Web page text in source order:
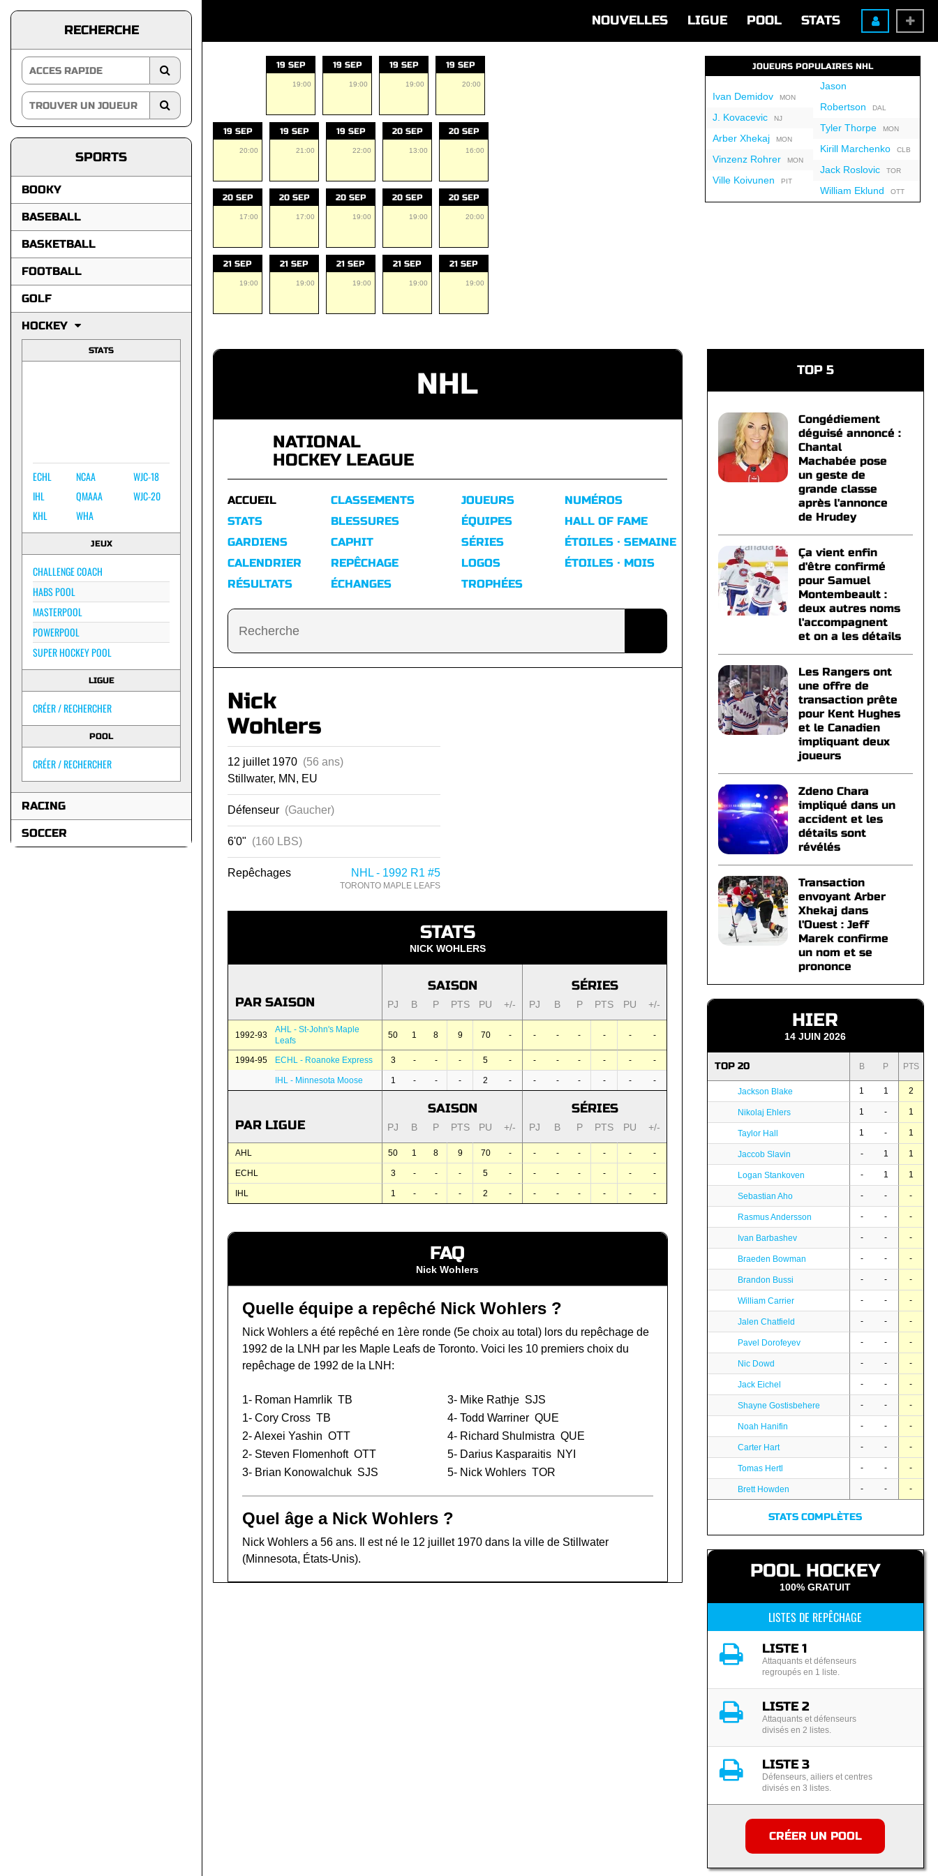
NOUVELLES LIGUE POOL STATS
RECHERCHE
SPORTS
BOOKY
BASEBALL
BASKETBALL
FOOTBALL
GOLF
HOCKEY
STATS
ECHL
IHL
KHL
NCAA
QMAAA
WHA
WJC-18
WJC-20
JEUX
CHALLENGE COACH
HABS POOL
MASTERPOOL
POWERPOOL
SUPER HOCKEY POOL
LIGUE
CRÉER / RECHERCHER
POOL
CRÉER / RECHERCHER
RACING
SOCCER
19 SEP
19:00
19 SEP
19:00
19 SEP
19:00
19 SEP
20:00
19 SEP
20:00
19 SEP
21:00
19 SEP
22:00
20 SEP
13:00
20 SEP
16:00
20 SEP
17:00
20 SEP
17:00
20 SEP
19:00
20 SEP
19:00
20 SEP
20:00
21 SEP
19:00
21 SEP
19:00
21 SEP
19:00
21 SEP
19:00
21 SEP
19:00
JOUEURS POPULAIRES NHL
Ivan DemidovMON
J. KovacevicNJ
Arber XhekajMON
Vinzenz RohrerMON
Ville Koivunen PIT
Jason
Robertson DAL
Tyler ThorpeMON
Kirill MarchenkoCLB
Jack RoslovicTOR
William Eklund OTT
NHL
NATIONAL
HOCKEY LEAGUE
ACCUEIL
STATS
GARDIENS
CALENDRIER
RÉSULTATS
CLASSEMENTS
BLESSURES
CAPHIT
REPÊCHAGE
ÉCHANGES
JOUEURS
ÉQUIPES
SÉRIES
LOGOS
TROPHÉES
NUMÉROS
HALL OF FAME
ÉTOILES · SEMAINE
ÉTOILES · MOIS
Nick
Wohlers
12 juillet 1970 (56 ans)
Stillwater, MN, EU
Défenseur (Gaucher)
6'0" (160 LBS)
Repêchages NHL - 1992 R1 #5
TORONTO MAPLE LEAFS
STATS
NICK WOHLERS
PAR SAISON
SAISON SÉRIES
PJ B P PTS PU +/- PJ B P PTS PU +/-
1992-93
AHL - St-John's Maple
Leafs
50 1 8 9 70 - - - - - - -
1994-95 ECHL - Roanoke Express 3 - - - 5 - - - - - - -
IHL - Minnesota Moose 1 - - - 2 - - - - - - -
PAR LIGUE
SAISON SÉRIES
PJ B P PTS PU +/- PJ B P PTS PU +/-
AHL 50 1 8 9 70 - - - - - - -
ECHL 3 - - - 5 - - - - - - -
IHL 1 - - - 2 - - - - - - -
FAQ
Nick Wohlers
Quelle équipe a repêché Nick Wohlers ?
Nick Wohlers a été repêché en 1ère ronde (5e choix au total) lors du repêchage de
1992 de la LNH par les Maple Leafs de Toronto. Voici les 10 premiers choix du
repêchage de 1992 de la LNH:
1- Roman Hamrlik TB
1- Cory Cross TB
2-Alexei Yashin OTT
2- Steven Flomenhoft OTT
3- Brian Konowalchuk SJS
3- Mike Rathje SJS
4-Todd Warriner QUE
4- Richard Shulmistra QUE
5- Darius Kasparaitis NYI
5- Nick WohlersTOR
Quel âge a Nick Wohlers ?
Nick Wohlers a 56 ans. Il est né le 12 juillet 1970 dans la ville de Stillwater
(Minnesota, États-Unis).
TOP 5
Congédiement
déguisé annoncé :
Chantal
Machabée pose
un geste de
grande classe
après l'annonce
de Hrudey
Ça vient enfin
d'être confirmé
pour Samuel
Montembeault :
deux autres noms
l'accompagnent
et on a les détails
Les Rangers ont
une offre de
transaction prête
pour Kent Hughes
et le Canadien
impliquant deux
joueurs
Zdeno Chara
impliqué dans un
accident et les
détails sont
révélés
Transaction
envoyant Arber
Xhekaj dans
l'Ouest : Jeff
Marek confirme
un nom et se
prononce
HIER
14 JUIN 2026
TOP 20 B P PTS
Jackson Blake 1 1 2
Nikolaj Ehlers 1 - 1
Taylor Hall 1 - 1
Jaccob Slavin - 1 1
Logan Stankoven - 1 1
Sebastian Aho - - -
Rasmus Andersson - - -
Ivan Barbashev - - -
Braeden Bowman - - -
Brandon Bussi - - -
William Carrier - - -
Jalen Chatfield - - -
Pavel Dorofeyev - - -
Nic Dowd - - -
Jack Eichel - - -
Shayne Gostisbehere - - -
Noah Hanifin - - -
Carter Hart - - -
Tomas Hertl - - -
Brett Howden - - -
STATS COMPLÈTES
POOL HOCKEY
100% GRATUIT
LISTES DE REPÊCHAGE
LISTE 1
Attaquants et défenseurs
regroupés en 1 liste.
LISTE 2
Attaquants et défenseurs
divisés en 2 listes.
LISTE 3
Défenseurs, ailiers et centres
divisés en 3 listes.
CRÉER UN POOL